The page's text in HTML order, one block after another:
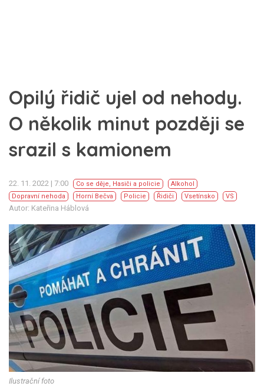
Opilý řidič ujel od nehody.
O několik minut později se
srazil s kamionem
22. 11. 2022 | 7:00 Co se děje, Hasiči a policie
Alkohol
Dopravní nehoda
Horní Bečva Policie Řidiči Vsetínsko VS
Autor: Kateřina Háblová
Ilustrační foto